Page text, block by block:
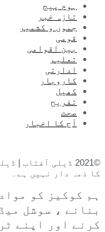
ہوم پیج
تازہ خبر
جموں و کشمیر
قومی
بین اقوامی
تعلیم
ادارتی
کاروبار
کھیل
تفریح
صحت
آج کا اخبار
©2021 ڈیلی آفتاب
کا ذمہ دار نہیں ہے۔
ہم کوکیز کو
بنانے ، سوشل
کرنے اور اپنے